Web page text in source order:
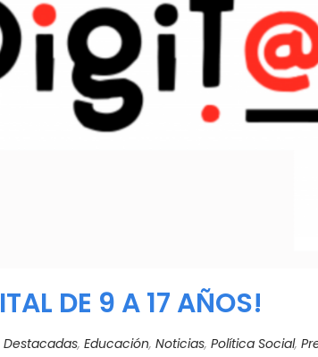
DE 9 A 17 AÑOS!
Destacadas, Educación, Noticias, Política Social,